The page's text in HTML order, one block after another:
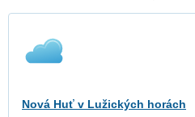
Nová Huť v Lužických horách